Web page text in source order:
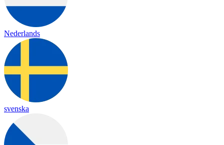
Nederlands
svenska